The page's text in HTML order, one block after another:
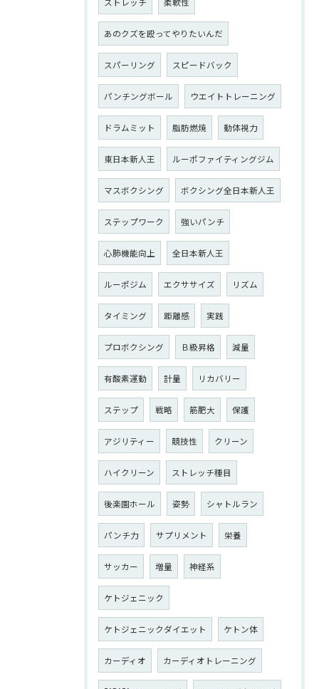
あのクズを殴ってやりたいんだ
スパーリング スピードバック
パンチングボール ウエイトトレーニング
ドラムミット 脂肪燃焼 動体視力
東日本新人王 ルーポファイティングジム
マスボクシング ボクシング全日本新人王
ステップワーク 強いパンチ
心肺機能向上 全日本新人王
ルーポジム エクササイズ リズム
タイミング 距離感 実践
プロボクシング Ｂ級昇格 減量
有酸素運動 計量 リカバリー
ステップ 戦略 筋肥大 保護
アジリティー 競技性 クリーン
ハイクリーン ストレッチ種目
後楽園ホール 姿勢 シャトルラン
パンチ力 サプリメント 栄養
サッカー 増量 神経系
ケトジェニック
ケトジェニックダイエット ケトン体
カーディオ カーディオトレーニング